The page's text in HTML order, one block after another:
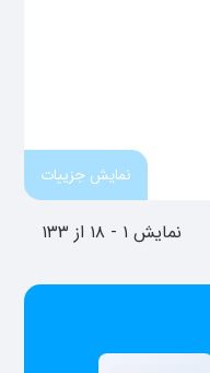
نمایش جزییات
نمایش ۱ - ۱۸ از ۱۳۳